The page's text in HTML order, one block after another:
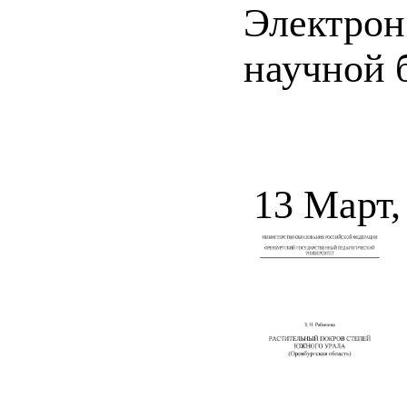
научной
13